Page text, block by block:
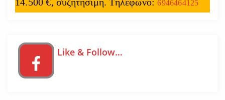
6946464125
Like & Follow…